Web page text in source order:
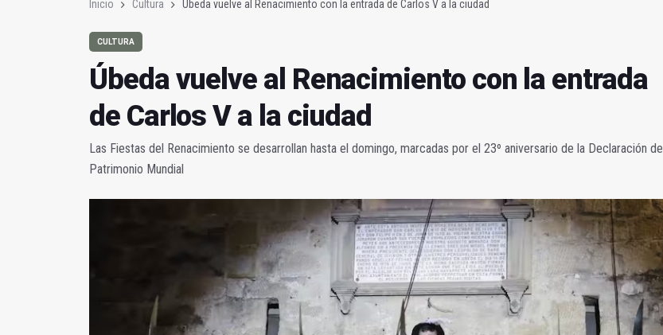
Inicio Cultura Úbeda vuelve al Renacimiento con la entrada de Carlos V a la ciudad
CULTURA
Úbeda vuelve al Renacimiento con la entrada
de Carlos V a la ciudad
Las Fiestas del Renacimiento se desarrollan hasta el domingo, marcadas por el 23º aniversario de la Declaración de
Patrimonio Mundial